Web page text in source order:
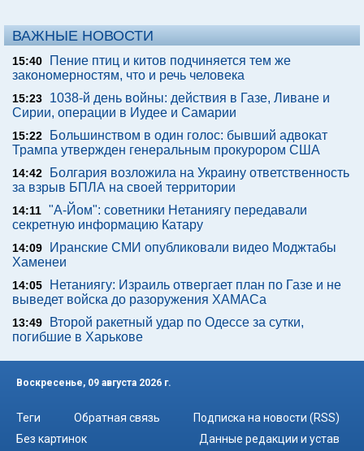
ВАЖНЫЕ НОВОСТИ
15:40
Пение птиц и китов подчиняется тем же
закономерностям, что и речь человека
15:23
1038-й день войны: действия в Газе, Ливане и
Сирии, операции в Иудее и Самарии
15:22
Большинством в один голос: бывший адвокат
Трампа утвержден генеральным прокурором США
14:42
Болгария возложила на Украину ответственность
за взрыв БПЛА на своей территории
14:11 "А-Йом": советники Нетаниягу передавали
секретную информацию Катару
14:09
Иранские СМИ опубликовали видео Моджтабы
Хаменеи
14:05
Нетаниягу: Израиль отвергает план по Газе и не
выведет войска до разоружения ХАМАСа
13:49
Второй ракетный удар по Одессе за сутки,
погибшие в Харькове
Воскресенье, 09 августа 2026 г.
Теги Обратная связь
Подписка на новости (RSS)
Без картинок
Данные редакции и устав